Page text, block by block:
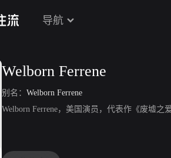
导航
Welborn Ferrene
别名： Welborn Ferrene
Welborn Ferrene，美国演员，代表作《废墟之